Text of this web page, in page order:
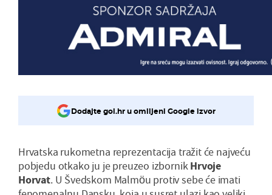
Dodajte gol.hr u omiljeni Google izvor
Hrvatska rukometna reprezentacija tražit će najveću
pobjedu otkako ju je preuzeo izbornikHrvoje
Horvat. U Švedskom Malmöu protiv sebe će imati